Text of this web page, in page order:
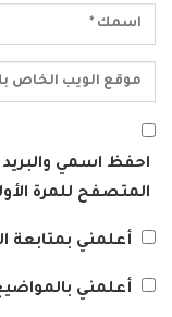
احفظ اسمي والبريد
المتصفح للمرة
أعلمني بمتابعة
أعلمني